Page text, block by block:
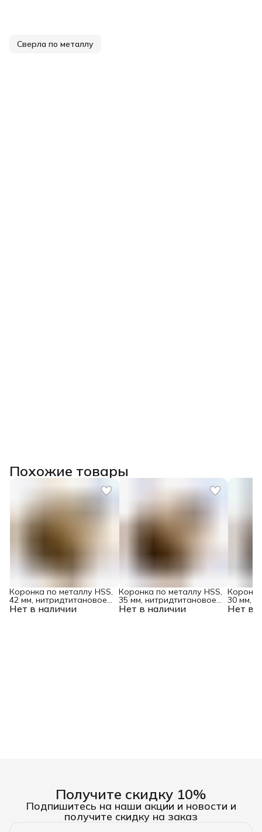
Сверла по металлу
Похожие товары
Нет в наличии
Коронка по металлу HSS,
42 мм, нитридтитановое
покрытие Denzel Нет в наличии
Коронка по металлу HSS,
35 мм, нитридтитановое
покрытие Denzel Нет в
30 мм,
Получите скидку 10%
Подпишитесь на наши акции и новости и
получите скидку на заказ